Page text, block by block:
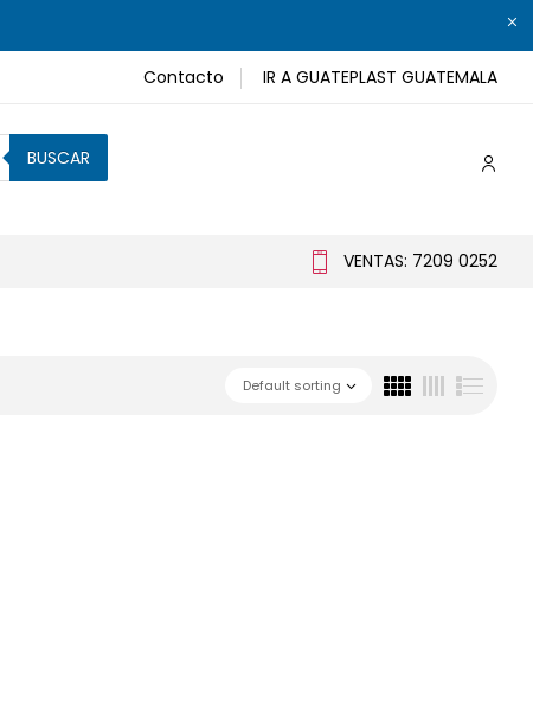
Contacto IR A GUATEPLAST GUATEMALA
BUSCAR
VENTAS: 7209 0252
Default sorting